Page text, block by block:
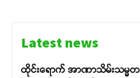
Latest news
ထိုင်းရောက် အာဏာသိမ်းသမ္မတ